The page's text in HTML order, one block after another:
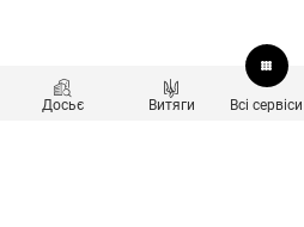
Досьє Витяги Всі сервіси